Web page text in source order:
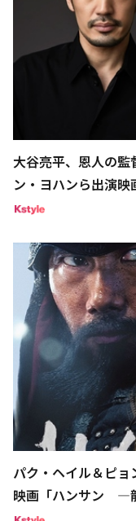
大谷亮平、恩人の監
ン・ヨハンら出演
像が解禁
パク・ヘイル＆ピョ
映画「ハンサン ―